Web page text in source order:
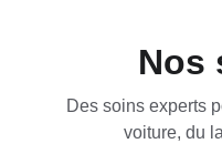
Nos
Des soins experts
voiture, du